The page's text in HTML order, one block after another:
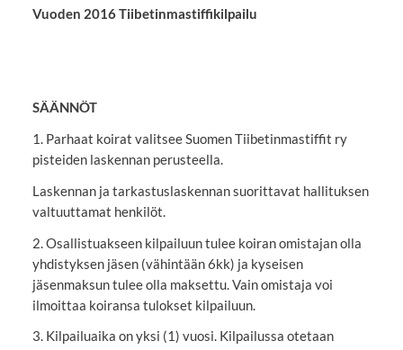
Vuoden 2016 Tiibetinmastiffikilpailu
SÄÄNNÖT
1. Parhaat koirat valitsee Suomen Tiibetinmastiffit ry
pisteiden laskennan perusteella.
Laskennan ja tarkastuslaskennan suorittavat hallituksen
valtuuttamat henkilöt.
2. Osallistuakseen kilpailuun tulee koiran omistajan olla
yhdistyksen jäsen (vähintään 6kk) ja kyseisen
jäsenmaksun tulee olla maksettu. Vain omistaja voi
ilmoittaa koiransa tulokset kilpailuun.
3. Kilpailuaika on yksi (1) vuosi. Kilpailussa otetaan